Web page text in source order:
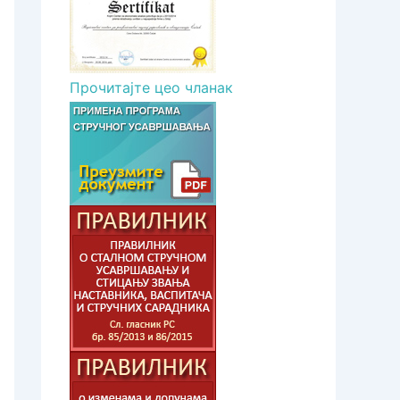
Прочитајте цео чланак